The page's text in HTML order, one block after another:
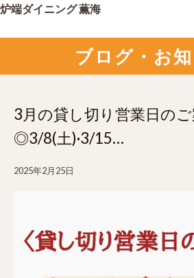
炉端ダイニング 薫海
ブログ・お
3月の貸し切り営業日のご
◎3/8(土)·3/15…
2025年2月25日